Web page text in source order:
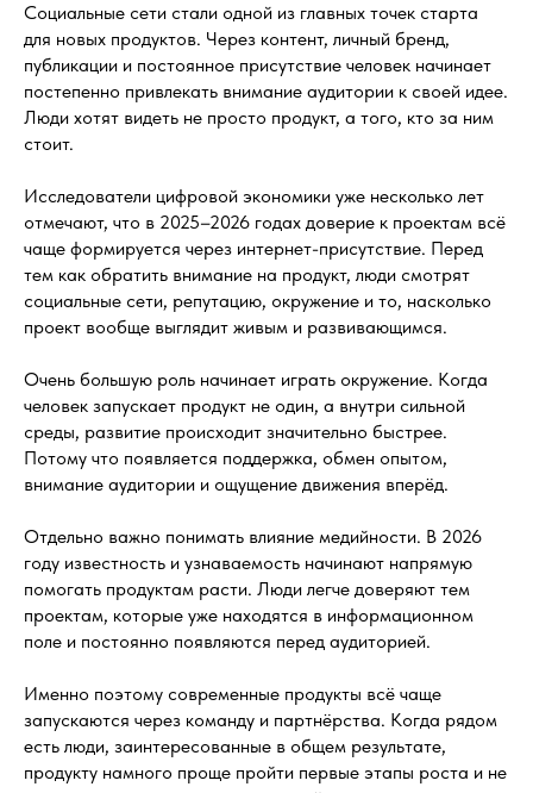
Социальные сети стали одной из главных точек старта
для новых продуктов. Через контент, личный бренд,
публикации и постоянное присутствие человек начинает
постепенно привлекать внимание аудитории к своей идее.
Люди хотят видеть не просто продукт, а того, кто за ним
стоит.
Исследователи цифровой экономики уже несколько лет
отмечают, что в 2025–2026 годах доверие к проектам всё
чаще формируется через интернет-присутствие. Перед
тем как обратить внимание на продукт, люди смотрят
социальные сети, репутацию, окружение и то, насколько
проект вообще выглядит живым и развивающимся.
Очень большую роль начинает играть окружение. Когда
человек запускает продукт не один, а внутри сильной
среды, развитие происходит значительно быстрее.
Потому что появляется поддержка, обмен опытом,
внимание аудитории и ощущение движения вперёд.
Отдельно важно понимать влияние медийности. В 2026
году известность и узнаваемость начинают напрямую
помогать продуктам расти. Люди легче доверяют тем
проектам, которые уже находятся в информационном
поле и постоянно появляются перед аудиторией.
Именно поэтому современные продукты всё чаще
запускаются через команду и партнёрства. Когда рядом
есть люди, заинтересованные в общем результате,
продукту намного проще пройти первые этапы роста и не